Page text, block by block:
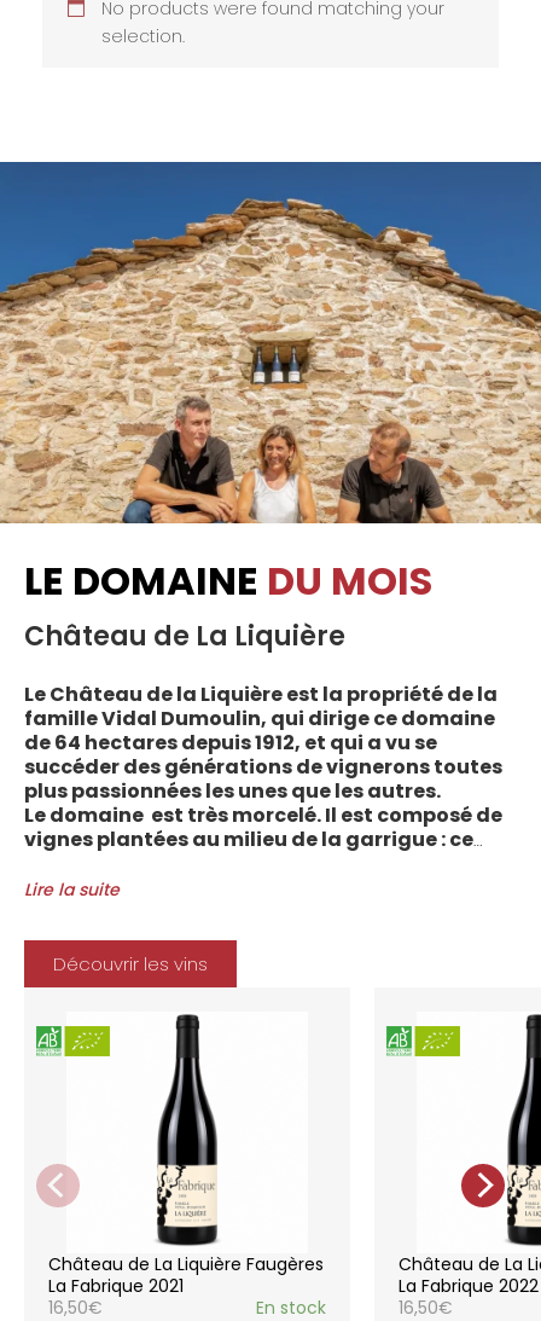
No products were found matching your
selection.
LE DOMAINE DU MOIS
Château de La Liquière
Le Château de la Liquière est la propriété de la
famille Vidal Dumoulin, qui dirige ce domaine
de 64 hectares depuis 1912, et qui a vu se
succéder des générations de vignerons toutes
plus passionnées les unes que les autres.
Le domaine est très morcelé. Il est composé de
vignes plantées au milieu de la garrigue : ce
entre les villages d’Autignac, Caussiniojouls,
l’Appellation. La grande majorité des parcelles,
sur sols de schistes, font face au sud, à la
Méditerranée.
Le vignoble du Château de la Liquière est
agriculture biologique depuis 2008 et 2012
marque le premier millésime certifié du
domaine. Les soins apportés y sont conformes :
pratiques respectueuses de l’environnement et
de la vigne, vendanges manuelles, vinifications
soignées et strictement suivies.
La gamme des vins du Château de la
Liquière est adaptée à chaque style de
consommation, à chaque moment de la vie,
elle reflète parfaitement la pureté de
l’expression du terroir.
Lire la suite
Découvrir les vins
Château de La Liquière Faugères
La Fabrique 2021
16,50€ En stock
Château de La
La Fabrique 2022
16,50€